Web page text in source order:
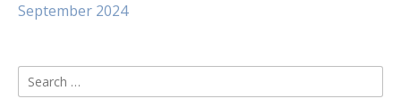
September 2024
Search
for: